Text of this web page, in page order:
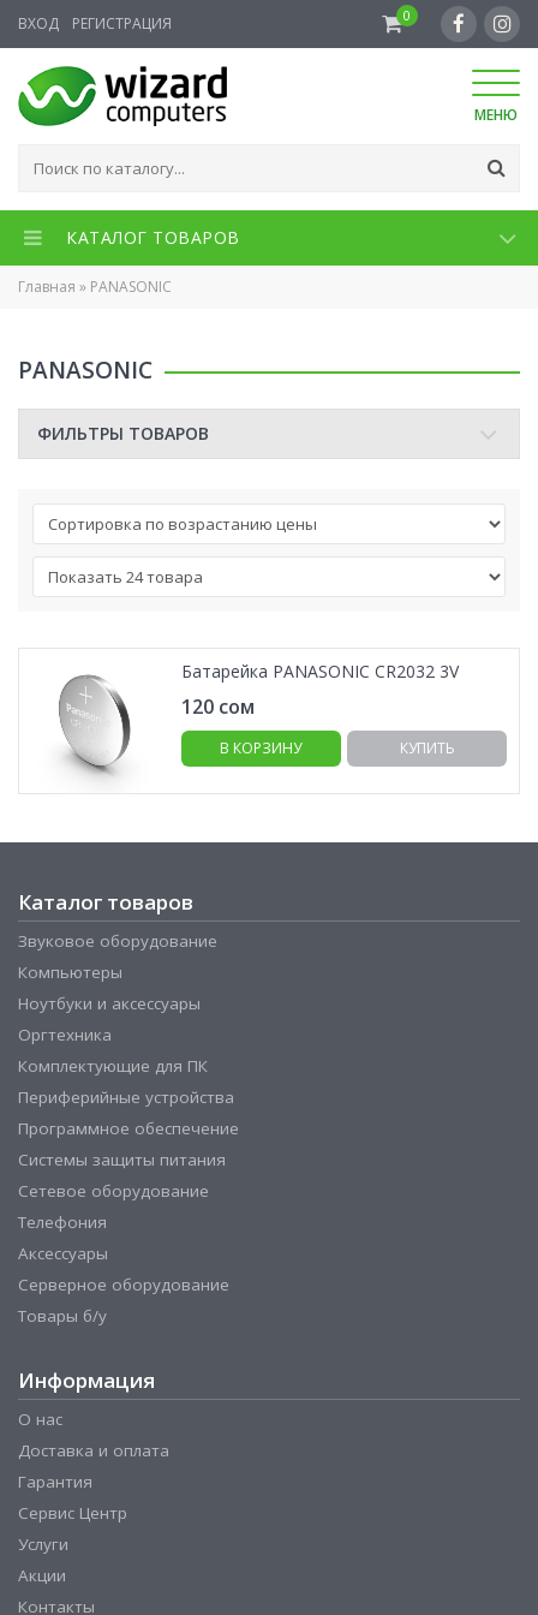
ВХОД РЕГИСТРАЦИЯ 0
МЕНЮ
КАТАЛОГ ТОВАРОВ
Главная » PANASONIC
PANASONIC
ФИЛЬТРЫ ТОВАРОВ
Батарейка PANASONIC CR2032 3V
120 сом
В КОРЗИНУ КУПИТЬ
Каталог товаров
Звуковое оборудование
Компьютеры
Ноутбуки и аксессуары
Оргтехника
Комплектующие для ПК
Периферийные устройства
Программное обеспечение
Системы защиты питания
Сетевое оборудование
Телефония
Аксессуары
Серверное оборудование
Товары б/у
Информация
О нас
Доставка и оплата
Гарантия
Сервис Центр
Услуги
Акции
Контакты